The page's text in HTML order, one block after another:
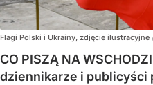
Flagi Polski i Ukrainy, zdjęcie ilustracyjne
CO PISZĄ NA
dziennikarze i publicyści